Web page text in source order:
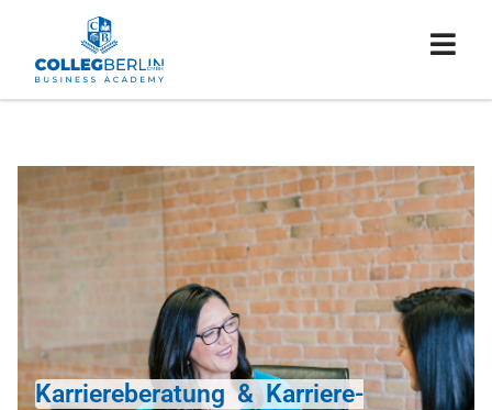
Karriereberatung & Karriere-